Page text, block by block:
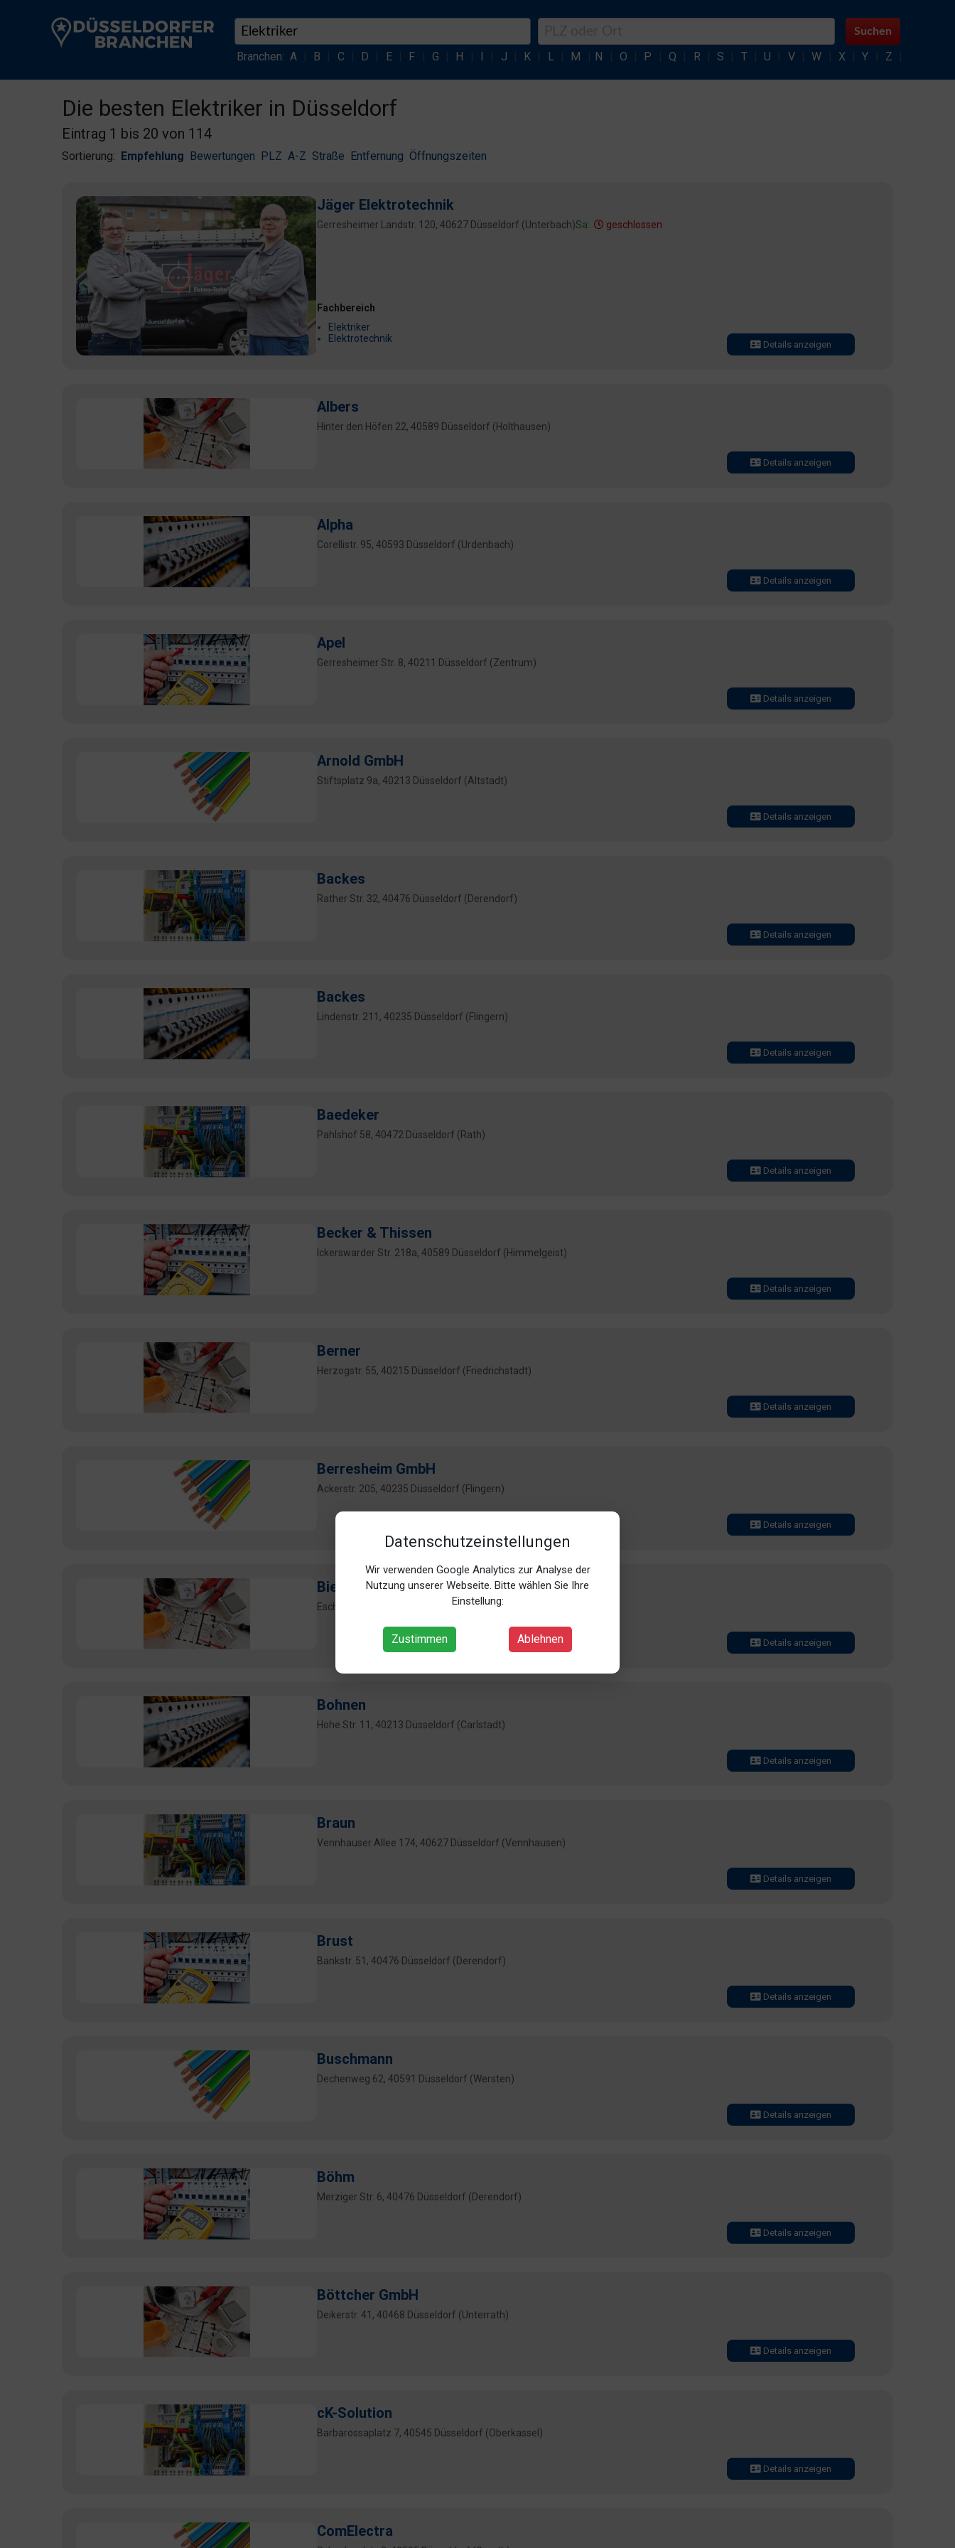
Datenschutzeinstellungen
Wir verwenden Google Analytics zur Analyse der
Nutzung unserer Webseite. Bitte wählen Sie Ihre
Einstellung:
Zustimmen Ablehnen
Suchen
Branchen: A B C D E F G H I J K L M N O P Q R S T U V W X Y Z
Die besten Elektriker in Düsseldorf
Eintrag 1 bis 20 von 114
Sortierung: Empfehlung Bewertungen PLZ A-Z Straße Entfernung Öffnungszeiten
Jäger Elektrotechnik
Gerresheimer Landstr. 120, 40627 Düsseldorf (Unterbach)Sa: geschlossen
Fachbereich
Elektriker
Elektrotechnik
Details anzeigen
Albers
Hinter den Höfen 22, 40589 Düsseldorf (Holthausen)
Details anzeigen
Alpha
Corellistr. 95, 40593 Düsseldorf (Urdenbach)
Details anzeigen
Apel
Gerresheimer Str. 8, 40211 Düsseldorf (Zentrum)
Details anzeigen
Arnold GmbH
Stiftsplatz 9a, 40213 Düsseldorf (Altstadt)
Details anzeigen
Backes
Rather Str. 32, 40476 Düsseldorf (Derendorf)
Details anzeigen
Backes
Lindenstr. 211, 40235 Düsseldorf (Flingern)
Details anzeigen
Baedeker
Pahlshof 58, 40472 Düsseldorf (Rath)
Details anzeigen
Becker & Thissen
Ickerswarder Str. 218a, 40589 Düsseldorf (Himmelgeist)
Details anzeigen
Berner
Herzogstr. 55, 40215 Düsseldorf (Friedrichstadt)
Details anzeigen
Berresheim GmbH
Ackerstr. 205, 40235 Düsseldorf (Flingern)
Details anzeigen
Bielefeld
Eschenweg 24, 40468 Düsseldorf (Unterrath)
Details anzeigen
Bohnen
Hohe Str. 11, 40213 Düsseldorf (Carlstadt)
Details anzeigen
Braun
Vennhauser Allee 174, 40627 Düsseldorf (Vennhausen)
Details anzeigen
Brust
Bankstr. 51, 40476 Düsseldorf (Derendorf)
Details anzeigen
Buschmann
Dechenweg 62, 40591 Düsseldorf (Wersten)
Details anzeigen
Böhm
Merziger Str. 6, 40476 Düsseldorf (Derendorf)
Details anzeigen
Böttcher GmbH
Deikerstr. 41, 40468 Düsseldorf (Unterrath)
Details anzeigen
cK-Solution
Barbarossaplatz 7, 40545 Düsseldorf (Oberkassel)
Details anzeigen
ComElectra